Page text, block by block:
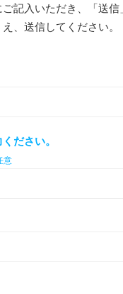
記入いただき、「送信
、送信してください。
ださい。
意